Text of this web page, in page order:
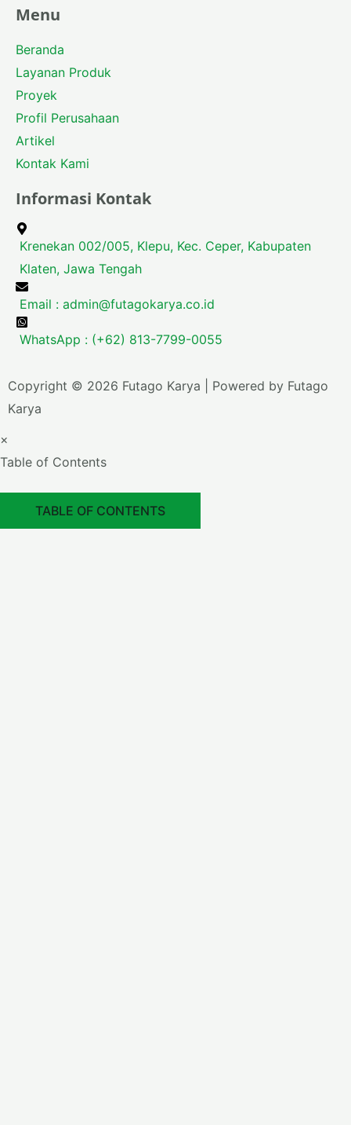
Menu
Beranda
Layanan Produk
Proyek
Profil Perusahaan
Artikel
Kontak Kami
Informasi Kontak
Krenekan 002/005, Klepu, Kec. Ceper, Kabupaten
Klaten, Jawa Tengah
Email : admin@futagokarya.co.id
WhatsApp : (+62) 813-7799-0055
Copyright © 2026 Futago Karya | Powered by Futago
Karya
×
Table of Contents
TABLE OF CONTENTS